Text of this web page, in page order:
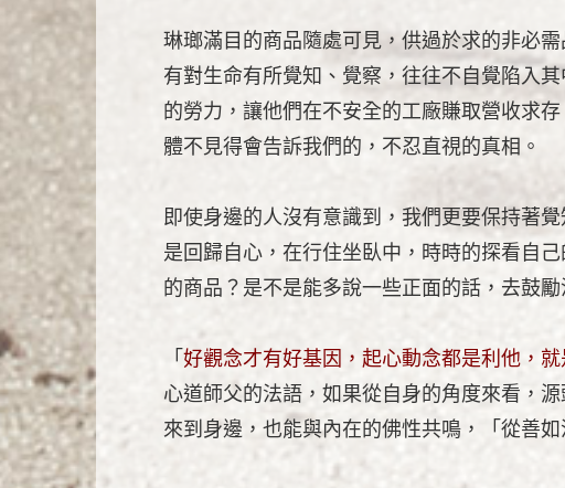
琳瑯滿目的商品隨處可見，供過於求的非必
有對生命有所覺知、覺察，往往不自覺陷入
的勞力，讓他們在不安全的工廠賺取營收求
體不見得會告訴我們的，不忍直視的真相。
即使身邊的人沒有意識到，我們更要保持著
是回歸自心，在行住坐臥中，時時的探看自
的商品？是不是能多說一些正面的話，去鼓
「 好觀念才有好基因，起心動念都是利他，
心道師父的法語，如果從自身的角度來看，
來到身邊，也能與內在的佛性共鳴，「從善